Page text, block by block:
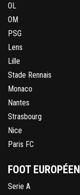
OL
OM
PSG
Lens
Lille
Stade Rennais
Monaco
Nantes
Strasbourg
Nice
Paris FC
FOOT EUROPÉEN
Serie A